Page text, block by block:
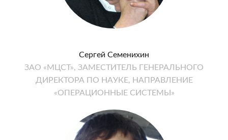
Сергей Семенихин
ЗАО «МЦСТ», ЗАМЕСТИТЕЛЬ ГЕНЕРАЛЬНОГО
ДИРЕКТОРА ПО НАУКЕ, НАПРАВЛЕНИЕ
«ОПЕРАЦИОННЫЕ СИСТЕМЫ»